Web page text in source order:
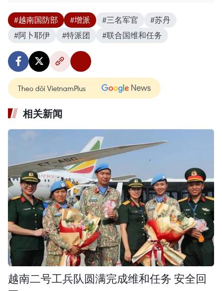
#越南国防部 #增派 #三名军官
#苏丹
#阿卜耶伊
#特派团 #联合国维和任务
Theo dõi VietnamPlus
相关新闻
越南二号工兵队圆满完成维和任务 安全回